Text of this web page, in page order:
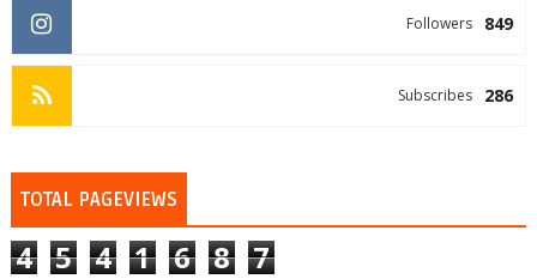
849
Followers
286
Subscribes
TOTAL PAGEVIEWS
4 5 4 1 6 8 7